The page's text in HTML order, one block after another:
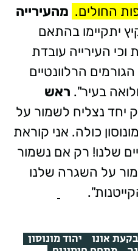
החולים. מהעירייה
יתקיימו בהתאם
העירייה עובדת
הרלוונטיים
בעיר". ראש
יחד נצליח לשמור על
כולה. אני קוראת
שלנו! רק אם נשמור
על השגרה שלנו
אונו יהוד מונוסון